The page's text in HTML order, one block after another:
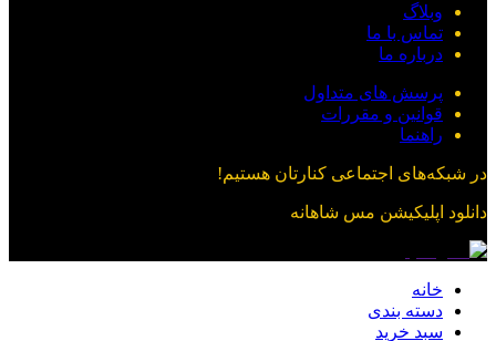
وبلاگ
تماس با ما
درباره ما
پرسش های متداول
قوانین و مقررات
راهنما
در شبکه‌های اجتماعی کنارتان هستیم!
دانلود اپلیکیشن مس شاهانه
خانه
دسته بندی
سبد خرید